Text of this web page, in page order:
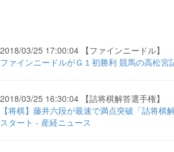
2018/03/25 17:00:04 【ファインニードル】
ファインニードルがＧ１初勝利 競馬の高松宮
2018/03/25 16:30:04 【詰将棋解答選手権】
【将棋】藤井六段が最速で満点突破「詰将棋
スタート - 産経ニュース